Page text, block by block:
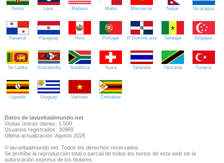
Kenia Laos Malasia Malta Marruecos Nepal Nicaragua
Panamá Paraguay Perú Portugal R.Dominicana Senegal Singapur
Sri Lanka Suazilandia Sudáfrica Suiza Tailandia Tanzania Turquía
Uganda Uruguay Vietnam Zimbabue
Datos de lavueltaalmundo.net
Visitas únicas diarias: 1.500
Usuarios registrados: 30969
Última actualización: Agosto 2026
© lavueltaalmundo.net. Todos los derechos reservados.
Se prohíbe la reproducción total o parcial de todos los textos de esta web sin la
autorización expresa de los titulares.